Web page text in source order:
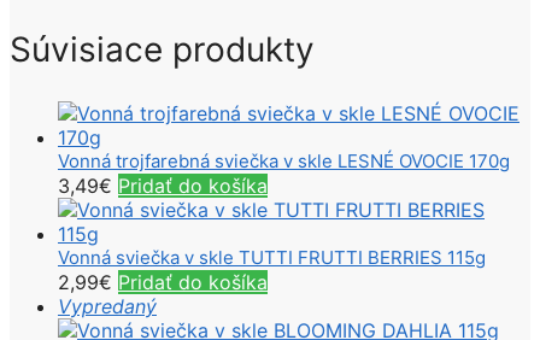
Súvisiace produkty
Vonná trojfarebná sviečka v skle LESNÉ OVOCIE 170g
3,49€ Pridať do košíka
Vonná sviečka v skle TUTTI FRUTTI BERRIES 115g
2,99€ Pridať do košíka
Vypredaný